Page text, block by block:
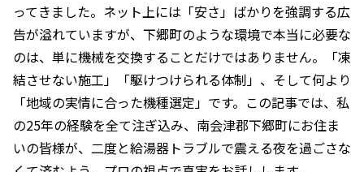
ってきました。ネット上には「安さ」ばかりを強調する広
告が溢れていますが、下郷町のような環境で本当に必要な
のは、単に機械を交換することだけではありません。「凍
結させない施工」「駆けつけられる体制」、そして何より
「地域の実情に合った機種選定」です。この記事では、私
の25年の経験を全て注ぎ込み、南会津郡下郷町にお住ま
いの皆様が、二度と給湯器トラブルで震える夜を過ごさな